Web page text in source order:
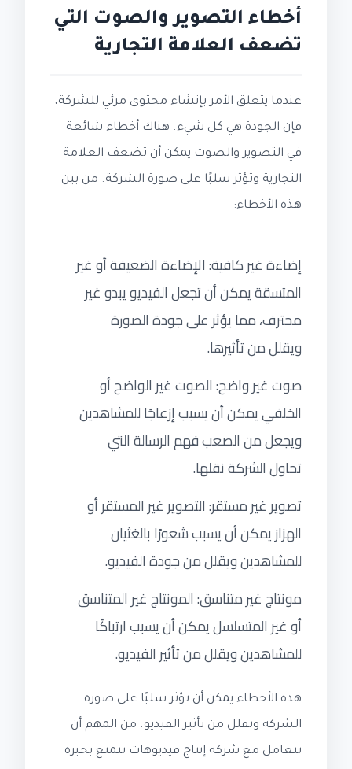
أخطاء التصوير والصوت التي
تضعف العلامة التجارية
عندما يتعلق الأمر بإنشاء محتوى مرئي للشركة،
فإن الجودة هي كل شيء. هناك أخطاء شائعة
في التصوير والصوت يمكن أن تضعف العلامة
التجارية وتؤثر سلبًا على صورة الشركة. من بين
هذه الأخطاء:
إضاءة غير كافية: الإضاءة الضعيفة أو غير
المتسقة يمكن أن تجعل الفيديو يبدو غير
محترف، مما يؤثر على جودة الصورة
ويقلل من تأثيرها.
صوت غير واضح: الصوت غير الواضح أو
الخلفي يمكن أن يسبب إزعاجًا للمشاهدين
ويجعل من الصعب فهم الرسالة التي
تحاول الشركة نقلها.
تصوير غير مستقر: التصوير غير المستقر أو
الهزاز يمكن أن يسبب شعورًا بالغثيان
للمشاهدين ويقلل من جودة الفيديو.
مونتاج غير متناسق: المونتاج غير المتناسق
أو غير المتسلسل يمكن أن يسبب ارتباكًا
للمشاهدين ويقلل من تأثير الفيديو.
هذه الأخطاء يمكن أن تؤثر سلبًا على صورة
الشركة وتقلل من تأثير الفيديو. من المهم أن
تتعامل مع شركة إنتاج فيديوهات تتمتع بخبرة